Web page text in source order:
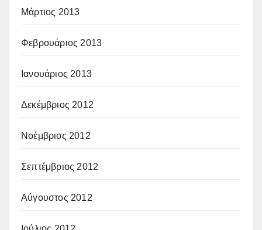
Μάρτιος 2013
Φεβρουάριος 2013
Ιανουάριος 2013
Δεκέμβριος 2012
Νοέμβριος 2012
Σεπτέμβριος 2012
Αύγουστος 2012